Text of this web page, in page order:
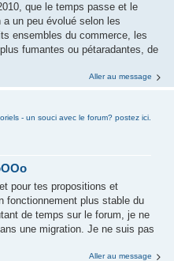
que le temps passe et le
un peu évolué selon les
ensembles du commerce, les
fumantes ou pétaradantes, de
Aller au message
- un souci avec le forum? postez ici.
pour tes propositions et
fonctionnement plus stable du
de temps sur le forum, je ne
une migration. Je ne suis pas
Aller au message